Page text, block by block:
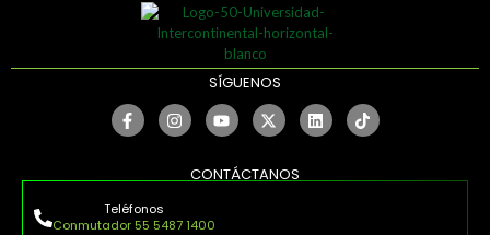
SÍGUENOS
CONTÁCTANOS
Teléfonos
Conmutador 55 5487 1400